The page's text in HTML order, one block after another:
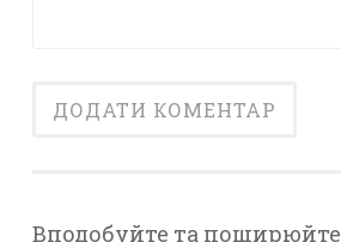
Вподобуйте та поширюйте